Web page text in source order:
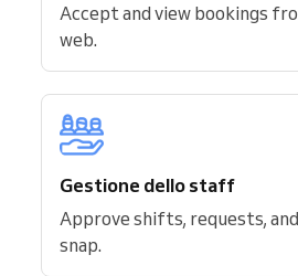
Accept and view bookings
web.
Gestione dello staff
Approve shifts, requests,
snap.